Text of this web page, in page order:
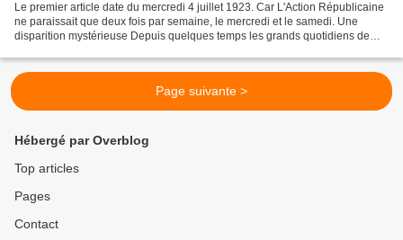
Le premier article date du mercredi 4 juillet 1923. Car L'Action Républicaine
ne paraissait que deux fois par semaine, le mercredi et le samedi. Une
disparition mystérieuse Depuis quelques temps les grands quotidiens de
Page suivante >
Hébergé par Overblog
Top articles
Pages
Contact